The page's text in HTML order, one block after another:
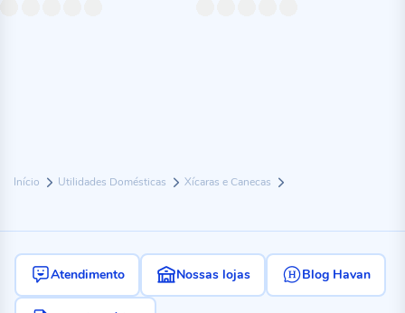
Início Utilidades Domésticas Xícaras e Canecas
Atendimento Nossas lojas Blog Havan